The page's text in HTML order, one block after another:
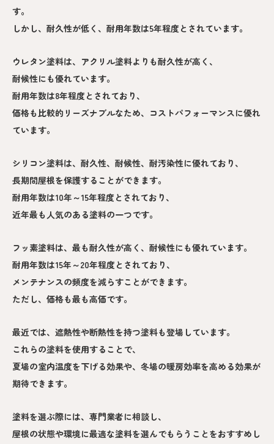
す。
しかし、耐久性が低く、耐用年数は5年程度とされています。
ウレタン塗料は、アクリル塗料よりも耐久性が高く、
耐候性にも優れています。
耐用年数は8年程度とされており、
価格も比較的リーズナブルなため、コストパフォーマンスに優れ
ています。
シリコン塗料は、耐久性、耐候性、耐汚染性に優れており、
長期間屋根を保護することができます。
耐用年数は10年～15年程度とされており、
近年最も人気のある塗料の一つです。
フッ素塗料は、最も耐久性が高く、耐候性にも優れています。
耐用年数は15年～20年程度とされており、
メンテナンスの頻度を減らすことができます。
ただし、価格も最も高価です。
最近では、遮熱性や断熱性を持つ塗料も登場しています。
これらの塗料を使用することで、
夏場の室内温度を下げる効果や、冬場の暖房効率を高める効果が
期待できます。
塗料を選ぶ際には、専門業者に相談し、
屋根の状態や環境に最適な塗料を選んでもらうことをおすすめし